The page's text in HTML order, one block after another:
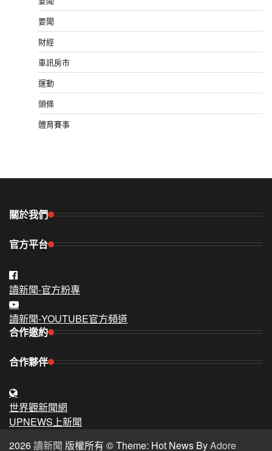
要聞
財經
車訊房市
運動
頭條
體育賽事
關於我們
官方平台
讀新聞-官方粉專
讀新聞-YOUTUBE官方頻道
合作邀約
合作夥伴
世界觀新聞網
UPNEWS上新聞
2026讀新聞 版權所有 © Theme: Hot News ByAdore